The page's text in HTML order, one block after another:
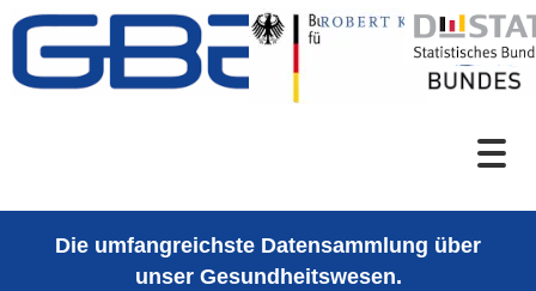
Zum Inhalt
Sprachumschaltung
Die umfangreichste Datensammlung über
unser Gesundheitswesen.